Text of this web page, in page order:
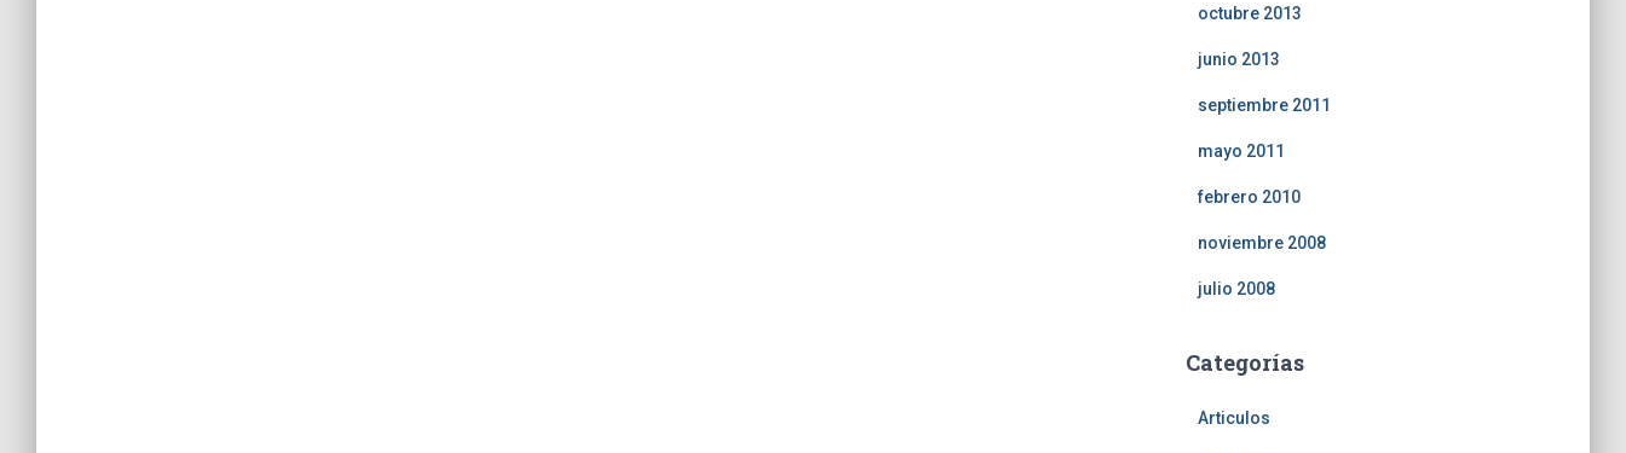
octubre 2013
junio 2013
septiembre 2011
mayo 2011
febrero 2010
noviembre 2008
julio 2008
Categorías
Articulos